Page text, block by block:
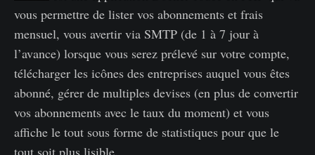
vous permettre de lister vos abonnements et frais
mensuel, vous avertir via SMTP (de 1 à 7 jour à
l’avance) lorsque vous serez prélevé sur votre compte,
télécharger les icônes des entreprises auquel vous êtes
abonné, gérer de multiples devises (en plus de convertir
vos abonnements avec le taux du moment) et vous
affiche le tout sous forme de statistiques pour que le
tout soit plus lisible.